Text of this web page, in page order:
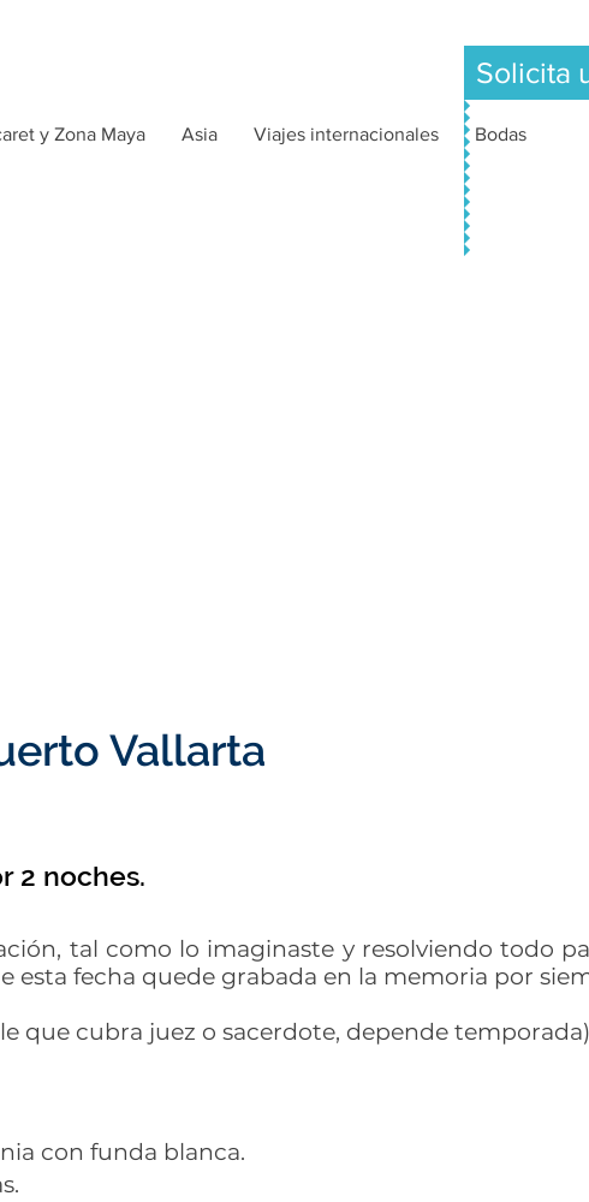
Solicita
y Zona Maya Asia Viajes internacionales Bodas
Vallarta
2 noches.
tal como lo imaginaste y resolviendo todo
esta fecha quede grabada en la memoria por
que cubra juez o sacerdote, depende temporada)
con funda blanca.